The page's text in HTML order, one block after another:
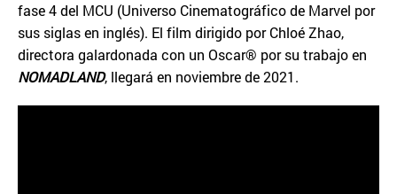
fase 4 del MCU (Universo Cinematográfico de Marvel por
sus siglas en inglés). El film dirigido por Chloé Zhao,
directora galardonada con un Oscar® por su trabajo en
NOMADLAND, llegará en noviembre de 2021.